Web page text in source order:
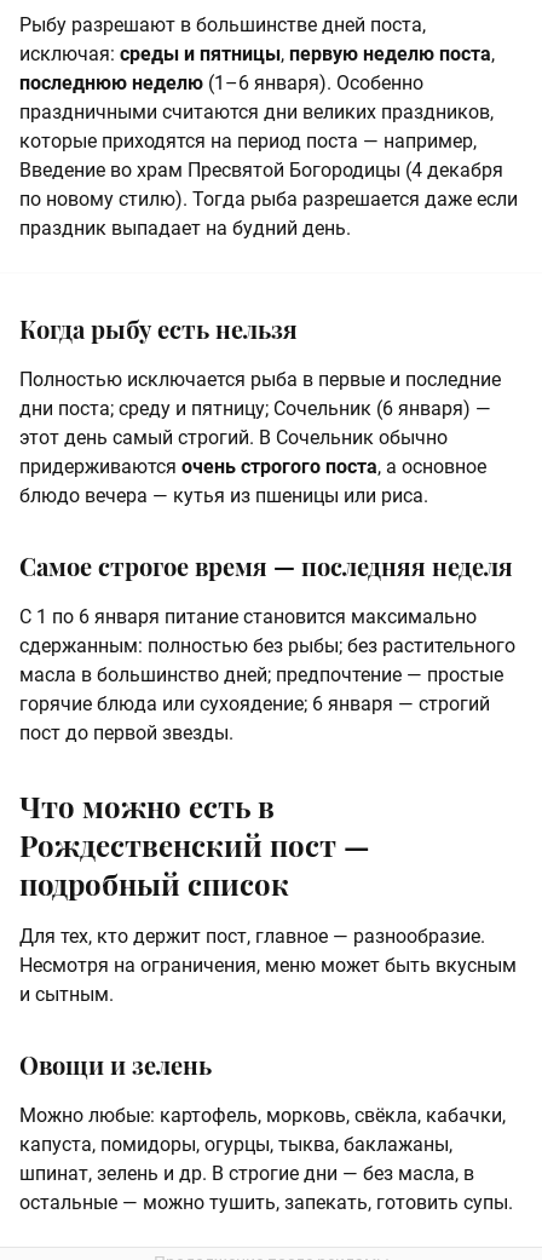
Рыбу разрешают в большинстве дней поста,
исключая: среды и пятницы, первую неделю поста,
последнюю неделю (1–6 января). Особенно
праздничными считаются дни великих праздников,
которые приходятся на период поста — например,
Введение во храм Пресвятой Богородицы (4 декабря
по новому стилю). Тогда рыба разрешается даже если
праздник выпадает на будний день.
Когда рыбу есть нельзя
Полностью исключается рыба в первые и последние
дни поста; среду и пятницу; Сочельник (6 января) —
этот день самый строгий. В Сочельник обычно
придерживаются очень строгого поста, а основное
блюдо вечера — кутья из пшеницы или риса.
Самое строгое время — последняя неделя
С 1 по 6 января питание становится максимально
сдержанным: полностью без рыбы; без растительного
масла в большинство дней; предпочтение — простые
горячие блюда или сухоядение; 6 января — строгий
пост до первой звезды.
Что можно есть в
Рождественский пост —
подробный список
Для тех, кто держит пост, главное — разнообразие.
Несмотря на ограничения, меню может быть вкусным
и сытным.
Овощи и зелень
Можно любые: картофель, морковь, свёкла, кабачки,
капуста, помидоры, огурцы, тыква, баклажаны,
шпинат, зелень и др. В строгие дни — без масла, в
остальные — можно тушить, запекать, готовить супы.